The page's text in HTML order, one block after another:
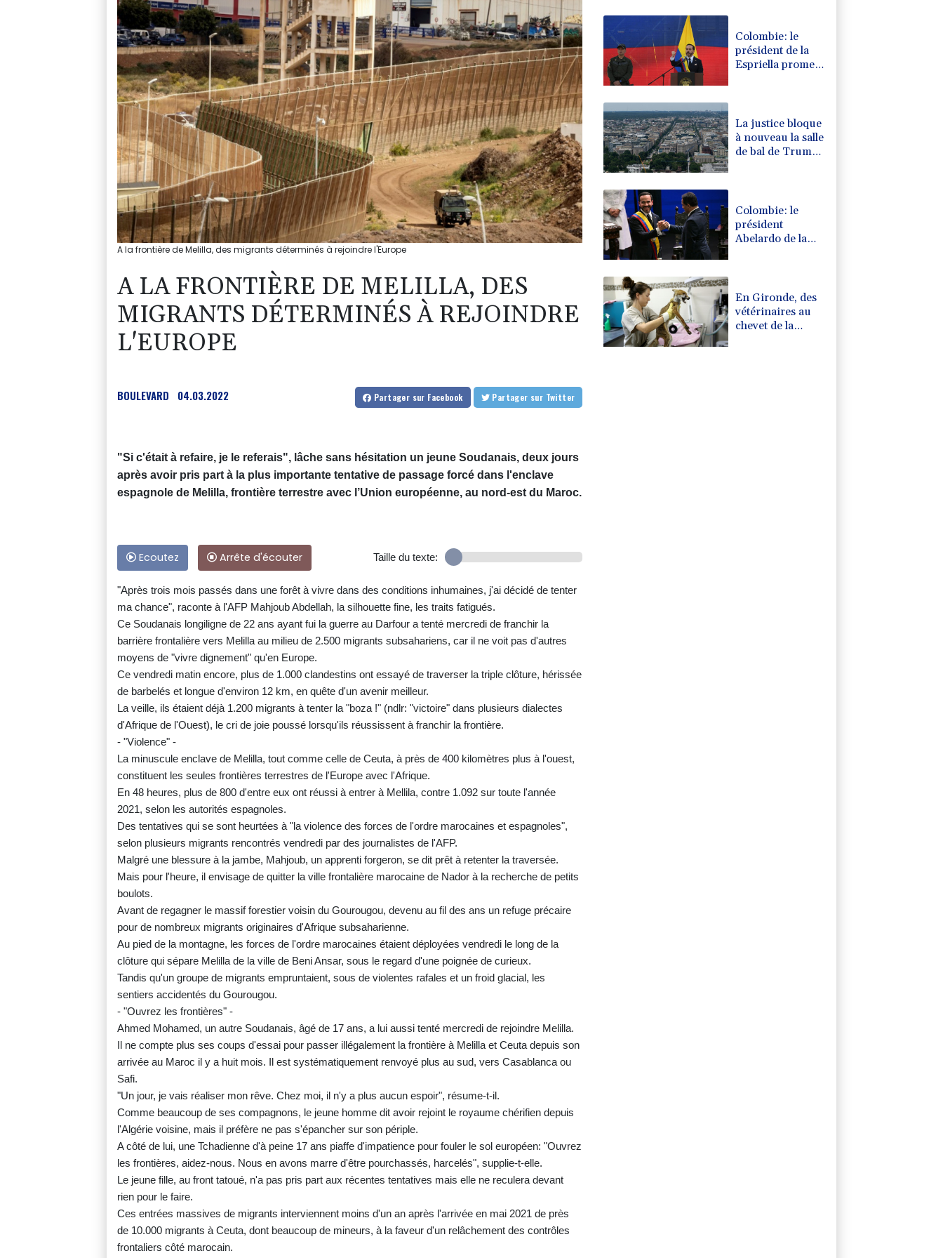
A la frontière de Melilla, des migrants déterminés à rejoindre l'Europe
A LA FRONTIÈRE DE MELILLA, DES
MIGRANTS DÉTERMINÉS À REJOINDRE
L'EUROPE
BOULEVARD 04.03.2022 Partager sur Facebook Partager sur Twitter
"Si c'était à refaire, je le referais", lâche sans hésitation un jeune Soudanais, deux jours
après avoir pris part à la plus importante tentative de passage forcé dans l'enclave
espagnole de Melilla, frontière terrestre avec l’Union européenne, au nord-est du Maroc.
Ecoutez Arrête d'écouter Taille du texte:
"Après trois mois passés dans une forêt à vivre dans des conditions inhumaines, j'ai décidé de tenter
ma chance", raconte à l'AFP Mahjoub Abdellah, la silhouette fine, les traits fatigués.
Ce Soudanais longiligne de 22 ans ayant fui la guerre au Darfour a tenté mercredi de franchir la
barrière frontalière vers Melilla au milieu de 2.500 migrants subsahariens, car il ne voit pas d'autres
moyens de "vivre dignement" qu'en Europe.
Ce vendredi matin encore, plus de 1.000 clandestins ont essayé de traverser la triple clôture, hérissée
de barbelés et longue d'environ 12 km, en quête d'un avenir meilleur.
La veille, ils étaient déjà 1.200 migrants à tenter la "boza !" (ndlr: "victoire" dans plusieurs dialectes
d'Afrique de l'Ouest), le cri de joie poussé lorsqu'ils réussissent à franchir la frontière.
- "Violence" -
La minuscule enclave de Melilla, tout comme celle de Ceuta, à près de 400 kilomètres plus à l'ouest,
constituent les seules frontières terrestres de l'Europe avec l'Afrique.
En 48 heures, plus de 800 d'entre eux ont réussi à entrer à Mellila, contre 1.092 sur toute l'année
2021, selon les autorités espagnoles.
Des tentatives qui se sont heurtées à "la violence des forces de l'ordre marocaines et espagnoles",
selon plusieurs migrants rencontrés vendredi par des journalistes de l'AFP.
Malgré une blessure à la jambe, Mahjoub, un apprenti forgeron, se dit prêt à retenter la traversée.
Mais pour l'heure, il envisage de quitter la ville frontalière marocaine de Nador à la recherche de petits
boulots.
Avant de regagner le massif forestier voisin du Gourougou, devenu au fil des ans un refuge précaire
pour de nombreux migrants originaires d'Afrique subsaharienne.
Au pied de la montagne, les forces de l'ordre marocaines étaient déployées vendredi le long de la
clôture qui sépare Melilla de la ville de Beni Ansar, sous le regard d'une poignée de curieux.
Tandis qu'un groupe de migrants empruntaient, sous de violentes rafales et un froid glacial, les
sentiers accidentés du Gourougou.
- "Ouvrez les frontières" -
Ahmed Mohamed, un autre Soudanais, âgé de 17 ans, a lui aussi tenté mercredi de rejoindre Melilla.
Il ne compte plus ses coups d'essai pour passer illégalement la frontière à Melilla et Ceuta depuis son
arrivée au Maroc il y a huit mois. Il est systématiquement renvoyé plus au sud, vers Casablanca ou
Safi.
"Un jour, je vais réaliser mon rêve. Chez moi, il n'y a plus aucun espoir", résume-t-il.
Comme beaucoup de ses compagnons, le jeune homme dit avoir rejoint le royaume chérifien depuis
l'Algérie voisine, mais il préfère ne pas s'épancher sur son périple.
A côté de lui, une Tchadienne d'à peine 17 ans piaffe d'impatience pour fouler le sol européen: "Ouvrez
les frontières, aidez-nous. Nous en avons marre d'être pourchassés, harcelés", supplie-t-elle.
Le jeune fille, au front tatoué, n'a pas pris part aux récentes tentatives mais elle ne reculera devant
rien pour le faire.
Ces entrées massives de migrants interviennent moins d'un an après l'arrivée en mai 2021 de près
de 10.000 migrants à Ceuta, dont beaucoup de mineurs, à la faveur d'un relâchement des contrôles
frontaliers côté marocain.
Colombie: le
président de la
Espriella promet
La justice bloque
à nouveau la salle
de bal de Trump,
Colombie: le
président
Abelardo de la
En Gironde, des
vétérinaires au
chevet de la